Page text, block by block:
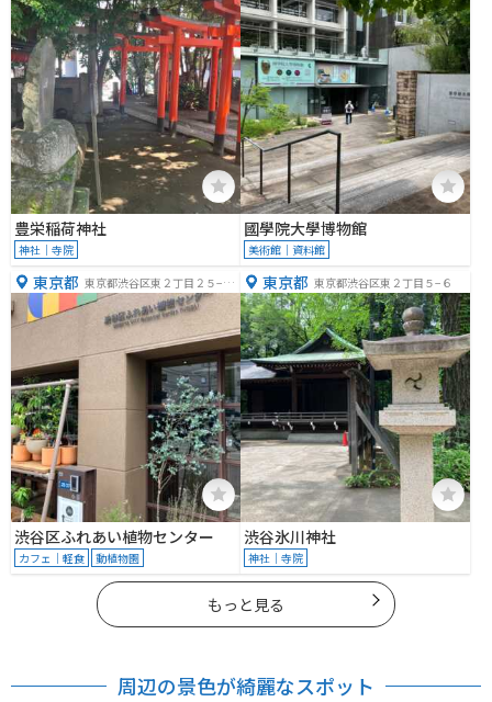
豊栄稲荷神社
神社｜寺院
國學院大學博物館
美術館｜資料館
東京都 東京都渋谷区東２丁目２５−３
７
渋谷区ふれあい植物センター
カフェ｜軽食 動植物園
東京都 東京都渋谷区東２丁目５−６
渋谷氷川神社
神社｜寺院
もっと見る
周辺の景色が綺麗なスポット